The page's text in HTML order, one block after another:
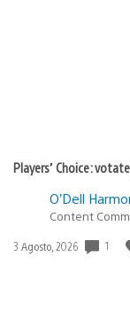
Players’ Choice:
O’Dell
Content
Data
3 Agosto, 2026 1